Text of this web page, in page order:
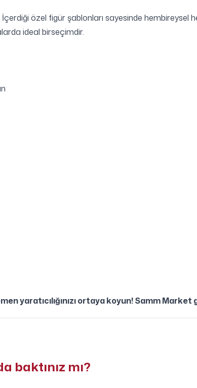
özel figür şablonları sayesinde hembireysel
ideal birseçimdir.
yaratıcılığınızı ortaya koyun! Samm
baktınız mı?